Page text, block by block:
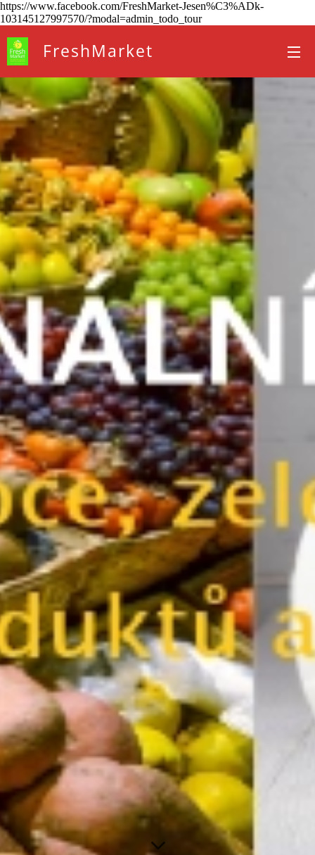
https://www.facebook.com/FreshMarket-Jesen%C3%ADk-
103145127997570/?modal=admin_todo_tour
FreshMarket